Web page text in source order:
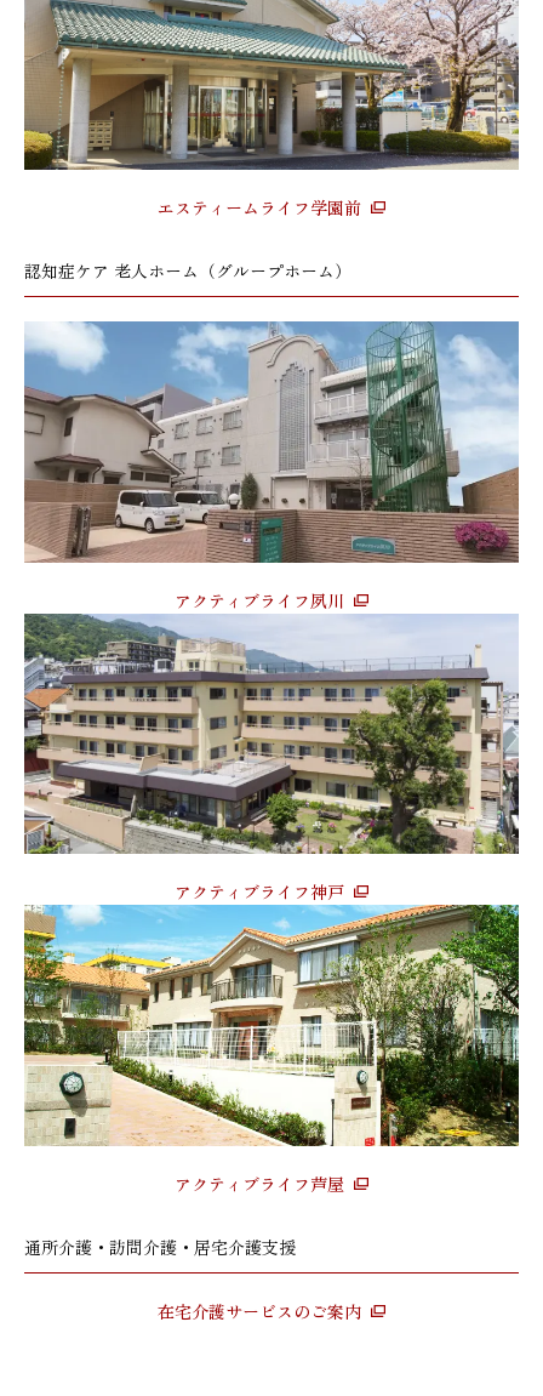
エスティームライフ学園前
認知症ケア 老人ホーム（グループホーム）
アクティブライフ夙川
アクティブライフ神戸
アクティブライフ芦屋
通所介護・訪問介護・居宅介護支援
在宅介護サービスのご案内